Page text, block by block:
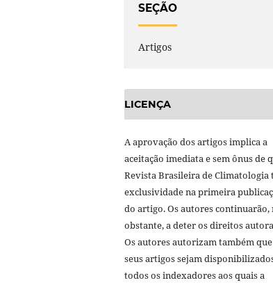
SEÇÃO
Artigos
LICENÇA
A aprovação dos artigos implica a
aceitação imediata e sem ônus de
Revista Brasileira de Climatologia
exclusividade na primeira
do artigo. Os autores continuarão,
obstante, a deter os direitos
Os autores autorizam também que
seus artigos sejam
todos os indexadores aos quais a